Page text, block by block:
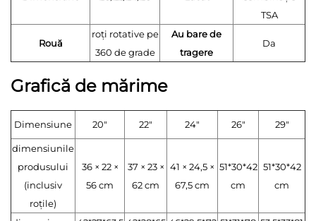
TSA
Rouă
roți rotative pe
360 de grade
Au bare de
tragere
Da
Grafică de mărime
Dimensiune 20" 22" 24" 26" 29"
dimensiunile
produsului
(inclusiv
roțile)
36 × 22 ×
56 cm
37 × 23 ×
62 cm
41 × 24,5 ×
67,5 cm
51*30*42
cm
51*30*42
cm